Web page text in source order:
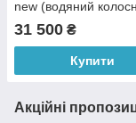
new (водяний
31 500 ₴
Купити
Акційні